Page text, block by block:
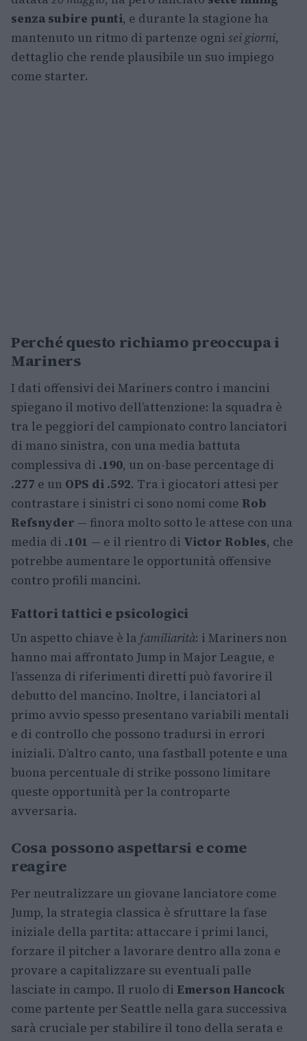
senza subire punti, e durante la stagione ha
mantenuto un ritmo di partenze ogni sei giorni,
dettaglio che rende plausibile un suo impiego
come starter.
Perché questo richiamo preoccupa i
Mariners
I dati offensivi dei Mariners contro i mancini
spiegano il motivo dell’attenzione: la squadra è
tra le peggiori del campionato contro lanciatori
di mano sinistra, con una media battuta
complessiva di .190, un on-base percentage di
.277 e un OPS di .592. Tra i giocatori attesi per
contrastare i sinistri ci sono nomi come Rob
Refsnyder — finora molto sotto le attese con una
media di .101 — e il rientro di Victor Robles, che
potrebbe aumentare le opportunità offensive
contro profili mancini.
Fattori tattici e psicologici
Un aspetto chiave è la familiarità: i Mariners non
hanno mai affrontato Jump in Major League, e
l’assenza di riferimenti diretti può favorire il
debutto del mancino. Inoltre, i lanciatori al
primo avvio spesso presentano variabili mentali
e di controllo che possono tradursi in errori
iniziali. D’altro canto, una fastball potente e una
buona percentuale di strike possono limitare
queste opportunità per la controparte
avversaria.
Cosa possono aspettarsi e come
reagire
Per neutralizzare un giovane lanciatore come
Jump, la strategia classica è sfruttare la fase
iniziale della partita: attaccare i primi lanci,
forzare il pitcher a lavorare dentro alla zona e
provare a capitalizzare su eventuali palle
lasciate in campo. Il ruolo di Emerson Hancock
come partente per Seattle nella gara successiva
sarà cruciale per stabilire il tono della serata e